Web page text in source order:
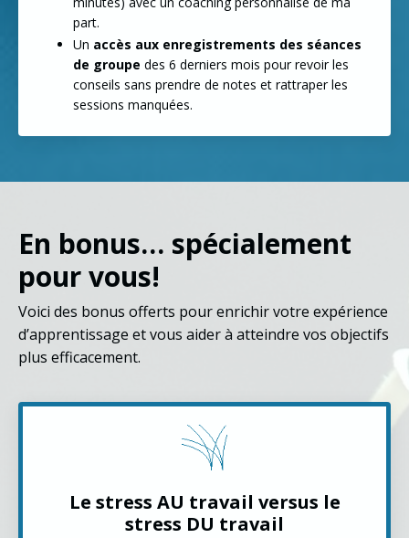
part.
Un accès aux enregistrements des séances
de groupe des 6 derniers mois pour revoir les
conseils sans prendre de notes et rattraper les
sessions manquées.
En bonus… spécialement
pour vous!
Voici des bonus offerts pour enrichir votre expérience
d’apprentissage et vous aider à atteindre vos objectifs
plus efficacement.
Le stress AU travail versus le
stress DU travail